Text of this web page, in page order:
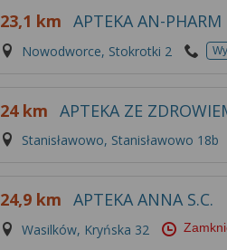
23,1 km APTEKA AN-PHARM
Nowodworce, Stokrotki 2
24 km APTEKA ZE
Stanisławowo, Stanisławowo 18b
24,9 km APTEKA ANNA S.C.
Wasilków, Kryńska 32